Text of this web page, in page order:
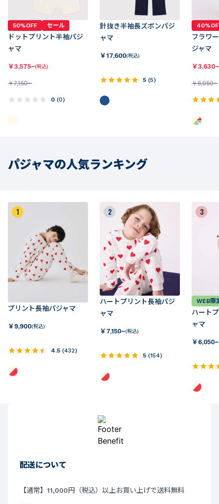
50%OFF セール
ドットプリント半袖パジ
ャマ
￥3,575~(税込)
￥7,150~
0 (0)
針抜き半袖長ズボンパジ
ャマ
￥17,600(税込)
5 (5)
フラワ
ジャマ
￥3,630~
￥6,050~
パジャマの人気ランキング
1
プリント長袖パジャマ
￥ 9,900(税込)
4.5 (432)
2
ハートプリント長袖パジ
ャマ
￥ 7,150~(税込)
5 (154)
3
WEB限
ハート
ャマ
￥ 6,050~
配送について
【通常】11,000円（税込）以上お買い上げで送料無料